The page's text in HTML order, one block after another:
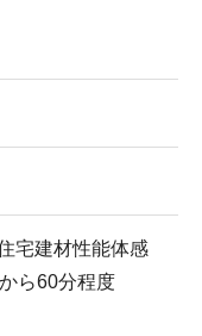
宅建材性能体感
ら60分程度